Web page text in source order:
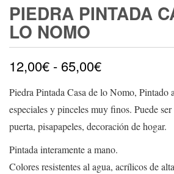
PIEDRA PINTADA
LO NOMO
12,00€ - 65,00€Rango
de
precios:
desde
12,00€
Piedra Pintada Casa de lo Nomo, Pintado
especiales y pinceles muy finos. Puede
puerta, pisapapeles, decoración de hogar.
Pintada interamente a mano.
Colores resistentes al agua, acrílicos de